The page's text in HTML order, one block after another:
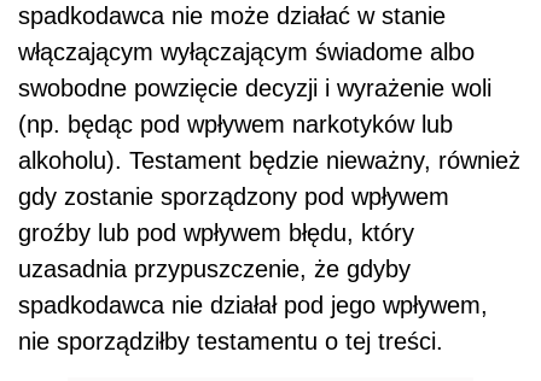
spadkodawca nie może działać w stanie
włączającym wyłączającym świadome albo
swobodne powzięcie decyzji i wyrażenie woli
(np. będąc pod wpływem narkotyków lub
alkoholu). Testament będzie nieważny, również
gdy zostanie sporządzony pod wpływem
groźby lub pod wpływem błędu, który
uzasadnia przypuszczenie, że gdyby
spadkodawca nie działał pod jego wpływem,
nie sporządziłby testamentu o tej treści.